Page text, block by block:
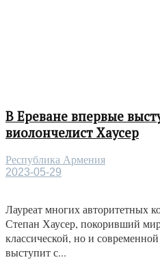
В Ереване впервые
виолончелист Хаусер
Республика Армения
2023-05-29
Лауреат многих авторитетных
Степан Хаусер, покоривший
классической, но и
выступит с...